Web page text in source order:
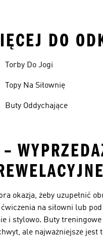
DO
Torby Do Jogi
Topy Na Siłownię
Buty Oddychające
okazja, żeby uzupełnić
na siłowni lub pod
i stylowo. Buty treningowe
ale najważniejsze jest